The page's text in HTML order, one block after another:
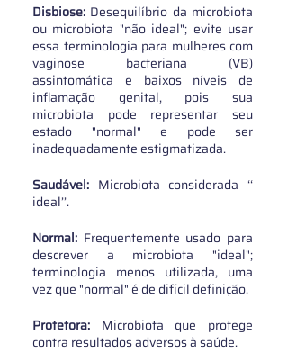
Disbiose: Desequilíbrio da microbiota
ou microbiota "não ideal"; evite usar
essa terminologia para mulheres com
vaginose bacteriana (VB)
assintomática e baixos níveis de
inflamação genital, pois sua
microbiota pode representar seu
estado "normal" e pode ser
inadequadamente estigmatizada.
Saudável: Microbiota considerada ‘‘
ideal’’.
Normal: Frequentemente usado para
descrever a microbiota "ideal";
terminologia menos utilizada, uma
vez que "normal" é de difícil definição.
Protetora: Microbiota que protege
contra resultados adversos à saúde.